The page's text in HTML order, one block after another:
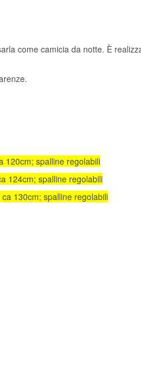
come camicia da notte. È
120cm; spalline regolabili
124cm; spalline regolabili
130cm; spalline regolabili